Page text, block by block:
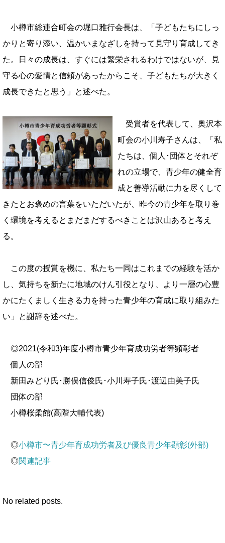
小樽市総連合町会の堀口雅行会長は、「子どもたちにしっ
かりと寄り添い、温かいまなざしを持って見守り育成してき
た。日々の成長は、すぐには繁栄されるわけではないが、見
守る心の愛情と信頼があったからこそ、子どもたちが大きく
成長できたと思う」と述べた。
受賞者を代表して、奥沢本
町会の小川寿子さんは、「私
たちは、個人･団体とそれぞ
れの立場で、青少年の健全育
成と善導活動に力を尽くして
きたとお褒めの言葉をいただいたが、昨今の青少年を取り巻
く環境を考えるとまだまだするべきことは沢山あると考え
る。
この度の授賞を機に、私たち一同はこれまでの経験を活か
し、気持ちを新たに地域のけん引役となり、より一層の心豊
かにたくましく生きる力を持った青少年の育成に取り組みた
い」と謝辞を述べた。
◎2021(令和3)年度小樽市青少年育成功労者等顕彰者
個人の部
新田みどり氏･勝俣信俊氏･小川寿子氏･渡辺由美子氏
団体の部
小樽桜柔館(高階大輔代表)
◎小樽市〜青少年育成功労者及び優良青少年顕彰(外部)
◎関連記事
No related posts.